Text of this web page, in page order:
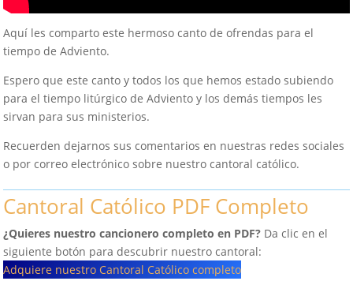
Aquí les comparto este hermoso canto de ofrendas para el
tiempo de Adviento.
Espero que este canto y todos los que hemos estado subiendo
para el tiempo litúrgico de Adviento y los demás tiempos les
sirvan para sus ministerios.
Recuerden dejarnos sus comentarios en nuestras redes sociales
o por correo electrónico sobre nuestro cantoral católico.
Cantoral Católico PDF Completo
¿Quieres nuestro cancionero completo en PDF? Da clic en el
siguiente botón para descubrir nuestro cantoral:
Adquiere nuestro Cantoral Católico completo